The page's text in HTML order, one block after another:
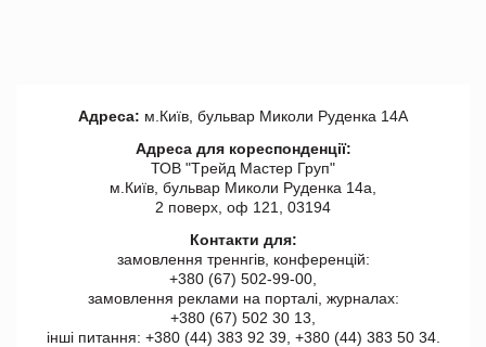
Адреса: м.Київ, бульвар Миколи Руденка 14А
Адреса для кореспонденції:
ТОВ "Tрейд Мастер Груп"
м.Київ, бульвар Миколи Руденка 14а,
2 поверх, оф 121, 03194
Контакти для:
замовлення треннгів, конференцій:
+380 (67) 502-99-00,
замовлення реклами на порталі, журналах:
+380 (67) 502 30 13,
інші питання: +380 (44) 383 92 39, +380 (44) 383 50 34.